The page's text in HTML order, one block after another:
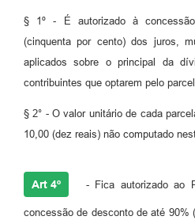
§ 1º - É autorizado à
(cinquenta por cento) dos juros,
aplicados sobre o principal da
contribuintes que optarem pelo
§ 2° - O valor unitário de cada
10,00 (dez reais) não computado
Art 4º - Fica autorizado ao
concessão de desconto de até 90%